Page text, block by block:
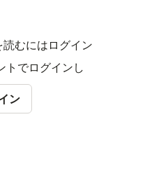
むにはログイン
トでログインし
ン